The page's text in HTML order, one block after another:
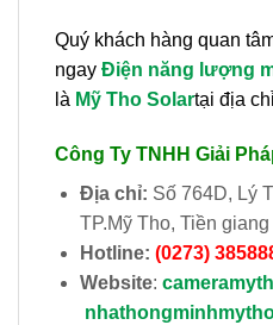
Quý khách hàng quan
ngay Điện năng lượng
là Mỹ Tho Solartại địa
Công Ty TNHH Giải
Địa chỉ: Số 764D, Lý
TP.Mỹ Tho, Tiền giang
Hotline: (0273)
Website: